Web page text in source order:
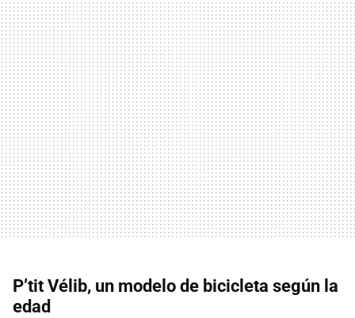
P’tit Vélib, un modelo de bicicleta según la
edad